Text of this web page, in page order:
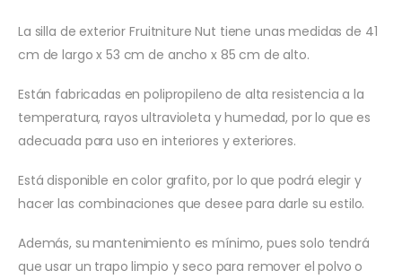
La silla de exterior Fruitniture Nut tiene unas medidas de 41
cm de largo x 53 cm de ancho x 85 cm de alto.
Están fabricadas en polipropileno de alta resistencia a la
temperatura, rayos ultravioleta y humedad, por lo que es
adecuada para uso en interiores y exteriores.
Está disponible en color grafito, por lo que podrá elegir y
hacer las combinaciones que desee para darle su estilo.
Además, su mantenimiento es mínimo, pues solo tendrá
que usar un trapo limpio y seco para remover el polvo o